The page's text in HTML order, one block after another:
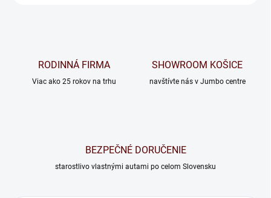
RODINNÁ FIRMA
Viac ako 25 rokov na trhu
SHOWROOM KOŠICE
navštívte nás v Jumbo centre
BEZPEČNÉ DORUČENIE
starostlivo vlastnými autami po celom Slovensku